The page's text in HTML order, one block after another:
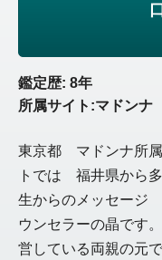
鑑定歴: 8年
所属サイト:マドンナ
東京都 マドンナ所
トでは 福井県から
生からのメッセージ
ウンセラーの晶です
営している両親の元